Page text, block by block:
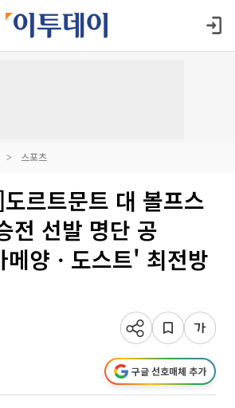
스포츠
르트문트 대 볼프스
전 선발 명단 공
양ㆍ도스트' 최전방
구글 선호매체 추가